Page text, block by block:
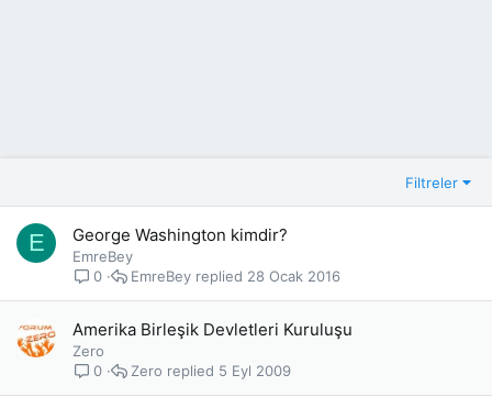
Filtreler
E George Washington kimdir?
EmreBey
0
28 Ocak 2016
EmreBey
Amerika Birleşik Devletleri Kuruluşu
Zero
0
5 Eyl 2009
Zero